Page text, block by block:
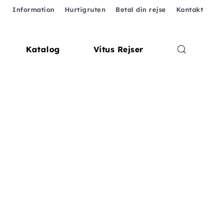
Information Hurtigruten Betal din rejse Kontakt
Katalog Vitus Rejser